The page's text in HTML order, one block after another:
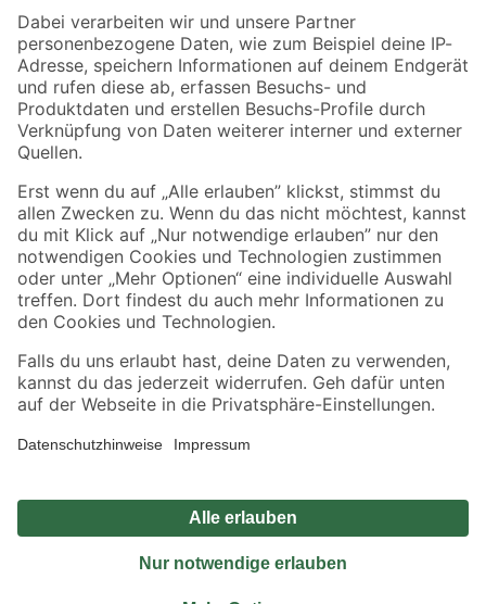
Zahlungsarten Versandarten
Sicher einkaufen
Jetzt die toom-App herunterladen
Alle Preisangaben in EUR inkl. gesetzl. MwSt.. Die dargestellten Angebote sind unter
Umständen nicht in allen Märkten verfügbar. Die angegebenen Verfügbarkeiten beziehen
Produkte nur solange der Vorrat reicht.
*Paketversand ab 59 € versandkostenfrei, gilt nicht für Artikel mit Speditionsversand, hier
Privatsphäre Impressum
Nutzungsbedingungen
Widerrufsrecht
Vertrag widerrufen